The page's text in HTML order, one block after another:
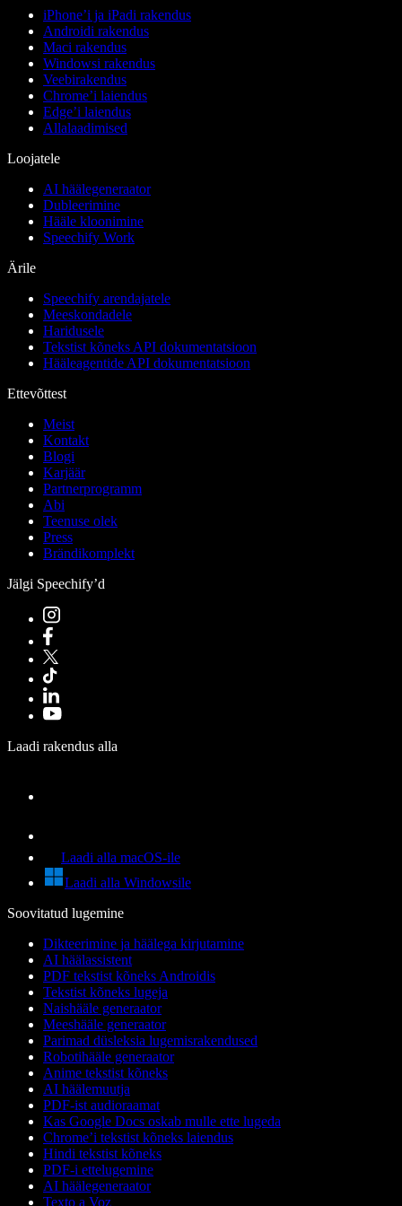
iPhone’i ja iPadi rakendus
Androidi rakendus
Maci rakendus
Windowsi rakendus
Veebirakendus
Chrome’i laiendus
Edge’i laiendus
Allalaadimised
Loojatele
AI häälegeneraator
Dubleerimine
Hääle kloonimine
Speechify Work
Ärile
Speechify arendajatele
Meeskondadele
Haridusele
Tekstist kõneks API dokumentatsioon
Hääleagentide API dokumentatsioon
Ettevõttest
Meist
Kontakt
Blogi
Karjäär
Partnerprogramm
Abi
Teenuse olek
Press
Brändikomplekt
Jälgi Speechify’d
Laadi rakendus alla
Laadi alla macOS-ile
Laadi alla Windowsile
Soovitatud lugemine
Dikteerimine ja häälega kirjutamine
AI häälassistent
PDF tekstist kõneks Androidis
Tekstist kõneks lugeja
Naishääle generaator
Meeshääle generaator
Parimad düsleksia lugemisrakendused
Robotihääle generaator
Anime tekstist kõneks
AI häälemuutja
PDF-ist audioraamat
Kas Google Docs oskab mulle ette lugeda
Chrome’i tekstist kõneks laiendus
Hindi tekstist kõneks
PDF-i ettelugemine
AI häälegeneraator
Texto a Voz